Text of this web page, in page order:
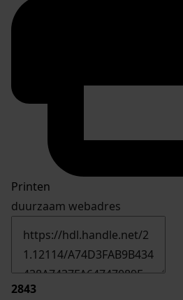
Printen
duurzaam webadres
2843